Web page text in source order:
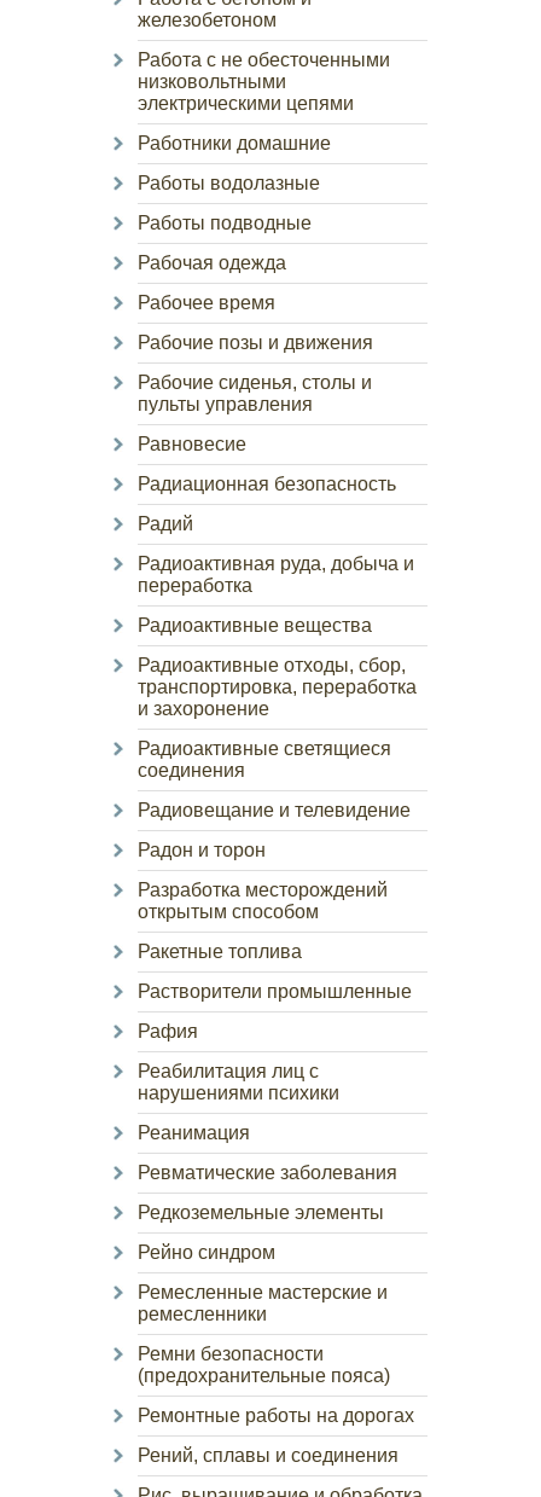
железобетоном
Работа с не обесточенными
низковольтными
электрическими цепями
Работники домашние
Работы водолазные
Работы подводные
Рабочая одежда
Рабочее время
Рабочие позы и движения
Рабочие сиденья, столы и
пульты управления
Равновесие
Радиационная безопасность
Радий
Радиоактивная руда, добыча и
переработка
Радиоактивные вещества
Радиоактивные отходы, сбор,
транспортировка, переработка
и захоронение
Радиоактивные светящиеся
соединения
Радиовещание и телевидение
Радон и торон
Разработка месторождений
открытым способом
Ракетные топлива
Растворители промышленные
Рафия
Реабилитация лиц с
нарушениями психики
Реанимация
Ревматические заболевания
Редкоземельные элементы
Рейно синдром
Ремесленные мастерские и
ремесленники
Ремни безопасности
(предохранительные пояса)
Ремонтные работы на дорогах
Рений, сплавы и соединения